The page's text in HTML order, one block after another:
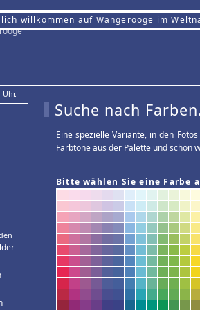
willkommen auf Wangerooge im
Uhr.
Suche nach
Eine spezielle Variante, in den
Farbtöne aus der Palette und schon
Bitte wählen Sie eine Farbe